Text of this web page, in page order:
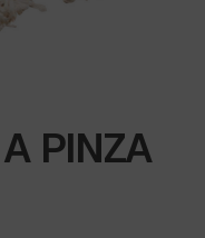
PINZA